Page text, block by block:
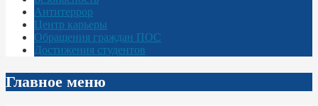
Антитеррор
Центр карьеры
Обращения граждан ПОС
Достижения студентов
Главное меню